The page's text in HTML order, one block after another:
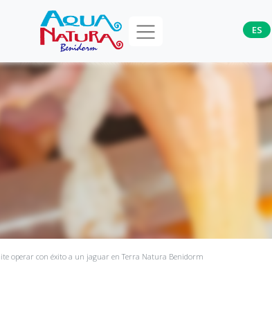
ES
operar con éxito a un jaguar en Terra Natura Benidorm